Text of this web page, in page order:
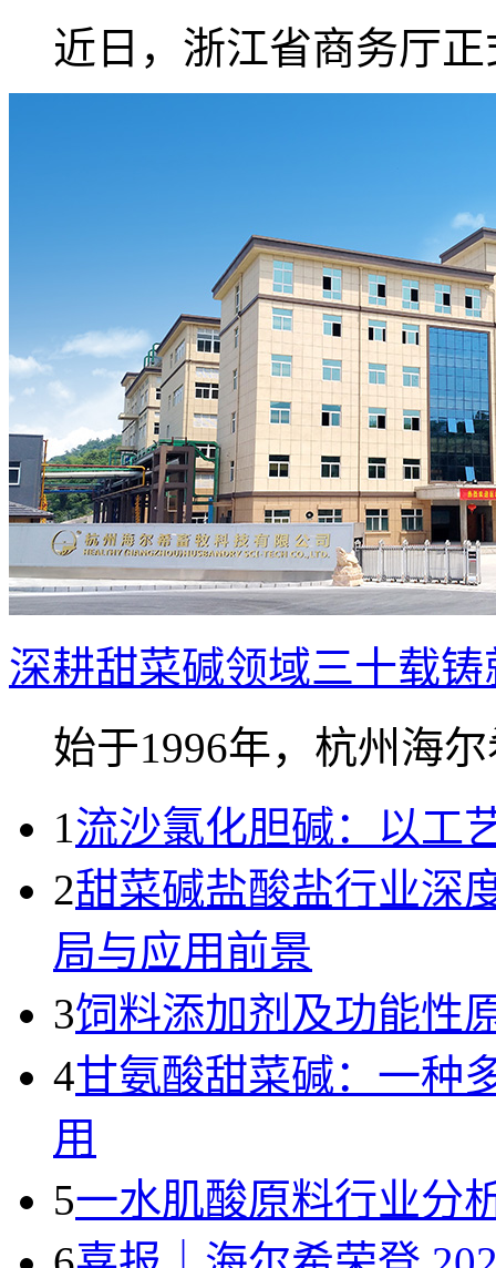
近日，浙江省商务厅正
深耕甜菜碱领域三十载
始于1996年，杭州海
1流沙氯化胆碱：以工
2甜菜碱盐酸盐行业深
局与应用前景
3饲料添加剂及功能性
4甘氨酸甜菜碱：一种
用
5一水肌酸原料行业分